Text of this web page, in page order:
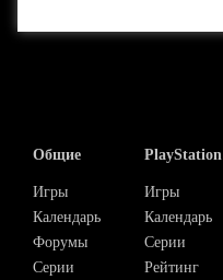
Общие
Игры
Календарь
Форумы
Серии
PlayStation
Игры
Календарь
Серии
Рейтинг